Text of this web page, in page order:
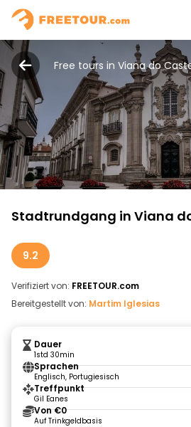
Free tours in Viana do
Stadtrundgang in Viana
9.2
Verifiziert von: FREETOUR.com
Bereitgestellt von: Martim Iglesias
Dauer
1std 30min
Sprachen
Englisch, Portugiesisch
Treffpunkt
Gil Eanes
Von €0
Auf Trinkgeldbasis